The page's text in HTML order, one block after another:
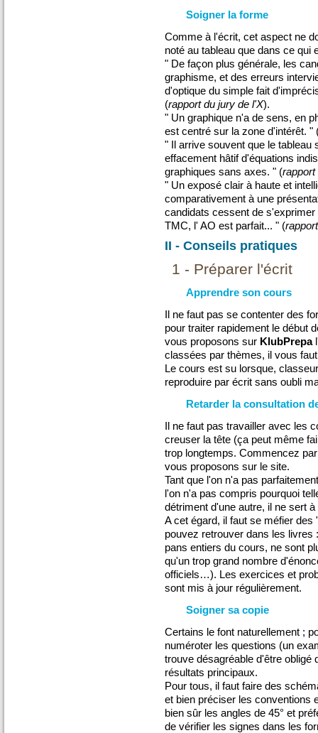
Soigner la forme
Comme à l'écrit, cet aspect ne
noté au tableau que dans ce qui
" De façon plus générale, les
graphisme, et des erreurs
d'optique du simple fait
(rapport du jury de l'X).
" Un graphique n'a de sens, en
est centré sur la zone d'intérêt. "
" Il arrive souvent que le tableau
effacement hâtif d'équations
graphiques sans axes. " (rapport
" Un exposé clair à haute et
comparativement à une
candidats cessent de
TMC, l' AO est parfait... " (
II - Conseils pratiques
1 - Préparer l'écrit
Apprendre son cours
Il ne faut pas se contenter des
pour traiter rapidement le début
vous proposons sur KlubPrepa
classées par thèmes, il vous
Le cours est su lorsque,
reproduire par écrit sans oubli
Retarder la consultation
Il ne faut pas travailler avec les
creuser la tête (ça peut même
trop longtemps. Commencez
vous proposons sur le site.
Tant que l'on n'a pas
l'on n'a pas compris pourquoi
détriment d'une autre, il ne sert
A cet égard, il faut se méfier
pouvez retrouver dans les
pans entiers du cours, ne sont
qu'un trop grand nombre
officiels…). Les exercices et
sont mis à jour régulièrement.
Soigner sa copie
Certains le font naturellement ;
numéroter les questions (un
trouve désagréable d'être
résultats principaux.
Pour tous, il faut faire des
et bien préciser les conventions
bien sûr les angles de 45° et
de vérifier les signes dans les